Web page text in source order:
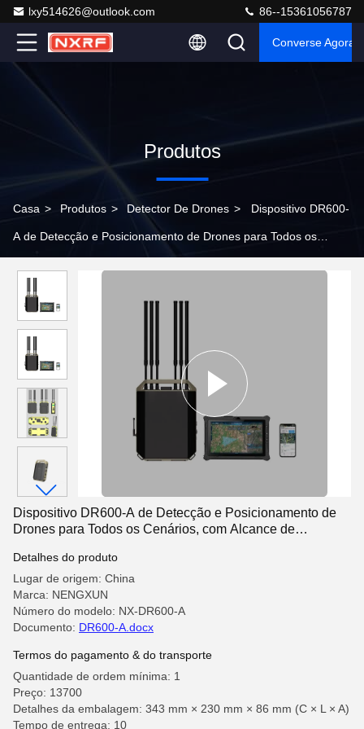
lxy514626@outlook.com 86--15361056787
Converse Agora
Produtos
Casa > Produtos > Detector De Drones > Dispositivo DR600-
A de Detecção e Posicionamento de Drones para Todos os
Frequência de 70 MHz a 6,2 GHz e Alimentação por Bateria de
Lítio
Dispositivo DR600-A de Detecção e Posicionamento de
Drones para Todos os Cenários, com Alcance de
GHz e Alimentação por Bateria de Lítio
Detalhes do produto
Lugar de origem: China
Marca: NENGXUN
Número do modelo: NX-DR600-A
Documento: DR600-A.docx
Termos do pagamento & do transporte
Quantidade de ordem mínima: 1
Preço: 13700
Detalhes da embalagem: 343 mm × 230 mm × 86 mm (C × L × A)
Tempo de entrega: 10